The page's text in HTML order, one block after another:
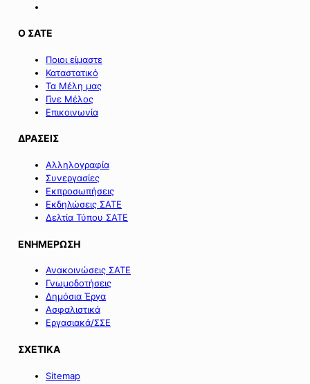
Ο ΣΑΤΕ
Ποιοι είμαστε
Καταστατικό
Τα Μέλη μας
Γίνε Μέλος
Επικοινωνία
ΔΡΑΣΕΙΣ
Αλληλογραφία
Συνεργασίες
Εκπροσωπήσεις
Εκδηλώσεις ΣΑΤΕ
Δελτία Τύπου ΣΑΤΕ
ΕΝΗΜΕΡΩΣΗ
Ανακοινώσεις ΣΑΤΕ
Γνωμοδοτήσεις
Δημόσια Έργα
Ασφαλιστικά
Εργασιακά/ΣΣΕ
ΣΧΕΤΙΚΑ
Sitemap